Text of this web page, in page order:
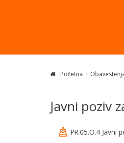
Početna
Javni poziv
PR.05.O.4 Javni